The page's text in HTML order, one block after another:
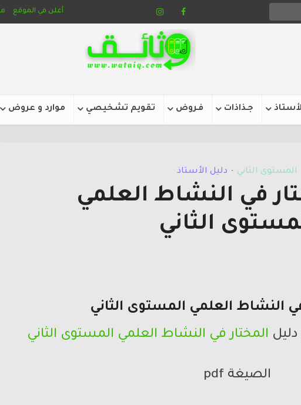
أعلن في الموقع
جـذاذات فـروض تقويم تشخيصي موارد و عروض
المستوى الثاني • دليل الأستاذ
في النشاط العلمي
الثاني
النشاط العلمي المستوى الثاني
المختار في النشاط العلمي المستوى الثاني
الصيغة pdf